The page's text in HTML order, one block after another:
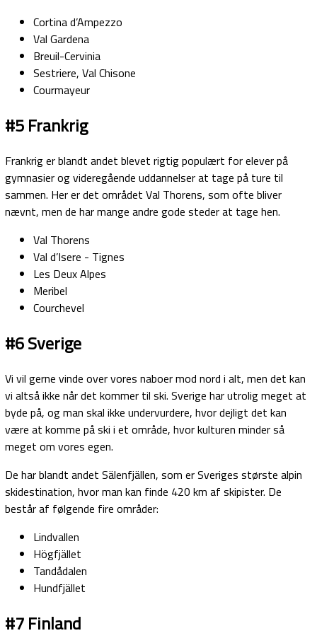
Cortina d’Ampezzo
Val Gardena
Breuil-Cervinia
Sestriere, Val Chisone
Courmayeur
#5 Frankrig
Frankrig er blandt andet blevet rigtig populært for elever på
gymnasier og videregående uddannelser at tage på ture til
sammen. Her er det området Val Thorens, som ofte bliver
nævnt, men de har mange andre gode steder at tage hen.
Val Thorens
Val d’Isere - Tignes
Les Deux Alpes
Meribel
Courchevel
#6 Sverige
Vi vil gerne vinde over vores naboer mod nord i alt, men det kan
vi altså ikke når det kommer til ski. Sverige har utrolig meget at
byde på, og man skal ikke undervurdere, hvor dejligt det kan
være at komme på ski i et område, hvor kulturen minder så
meget om vores egen.
De har blandt andet Sälenfjällen, som er Sveriges største alpin
skidestination, hvor man kan finde 420 km af skipister. De
består af følgende fire områder:
Lindvallen
Högfjället
Tandådalen
Hundfjället
#7 Finland